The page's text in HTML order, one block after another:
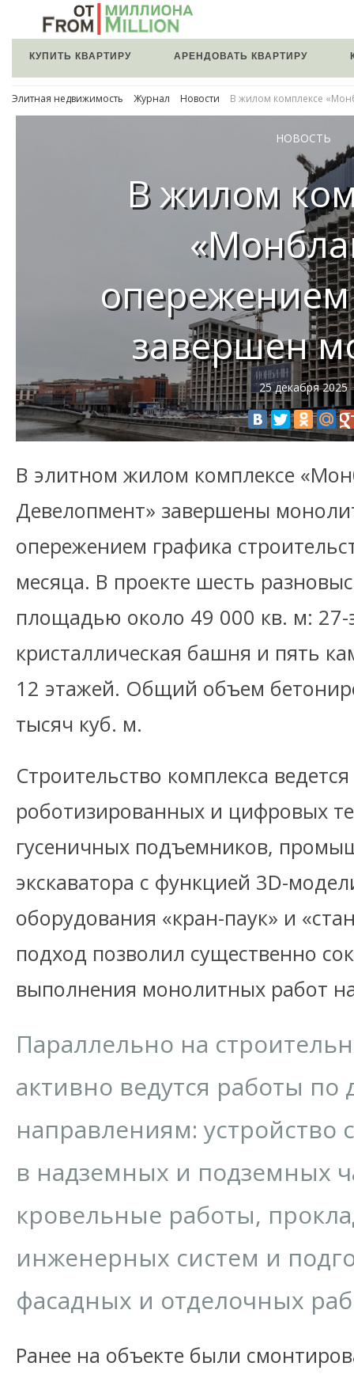
КУПИТЬ КВАРТИРУ АРЕНДОВАТЬ КВАРТИРУ
Элитная недвижимость Журнал Новости В жилом комплексе
НОВОСТЬ
В жилом
завершен
25 декабря 2025
В элитном жилом комплексе
Девелопмент» завершены
опережением графика
месяца. В проекте шесть
площадью около 49 000 кв. м: 27-
кристаллическая башня и пять
12 этажей. Общий объем
тысяч куб. м.
Строительство комплекса
роботизированных и цифровых
гусеничных подъемников,
экскаватора с функцией 3D-
оборудования «кран-паук» и
подход позволил существенно
выполнения монолитных работ
Параллельно на
активно ведутся работы по
направлениям: устройство
в надземных и подземных
кровельные работы,
инженерных систем и
фасадных и отделочных
Ранее на объекте были